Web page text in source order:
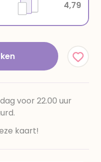
4,79
voor 22.00 uur
kaart!